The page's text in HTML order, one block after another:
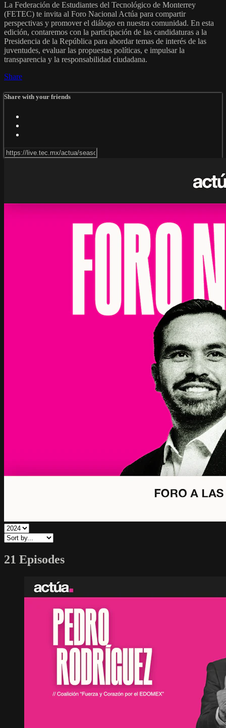
La Federación de Estudiantes del Tecnológico de Monterrey
(FETEC) te invita al Foro Nacional Actúa para compartir
perspectivas y promover el diálogo en nuestra comunidad. En esta
edición, contaremos con la participación de las candidaturas a la
Presidencia de la República para abordar temas de interés de las
juventudes, evaluar las propuestas políticas, e impulsar la
transparencia y la responsabilidad ciudadana.
Share
Share with your friends
21 Episodes